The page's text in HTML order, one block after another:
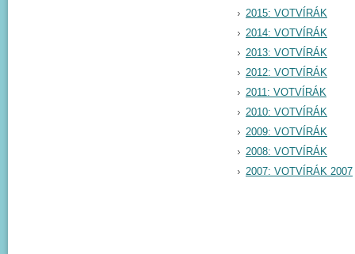
2015: VOTVÍRÁK
2014: VOTVÍRÁK
2013: VOTVÍRÁK
2012: VOTVÍRÁK
2011: VOTVÍRÁK
2010: VOTVÍRÁK
2009: VOTVÍRÁK
2008: VOTVÍRÁK
2007: VOTVÍRÁK 2007